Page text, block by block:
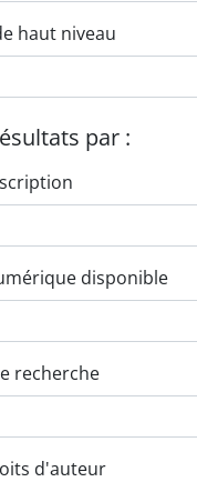
haut niveau
par :
disponible
recherche
d'auteur